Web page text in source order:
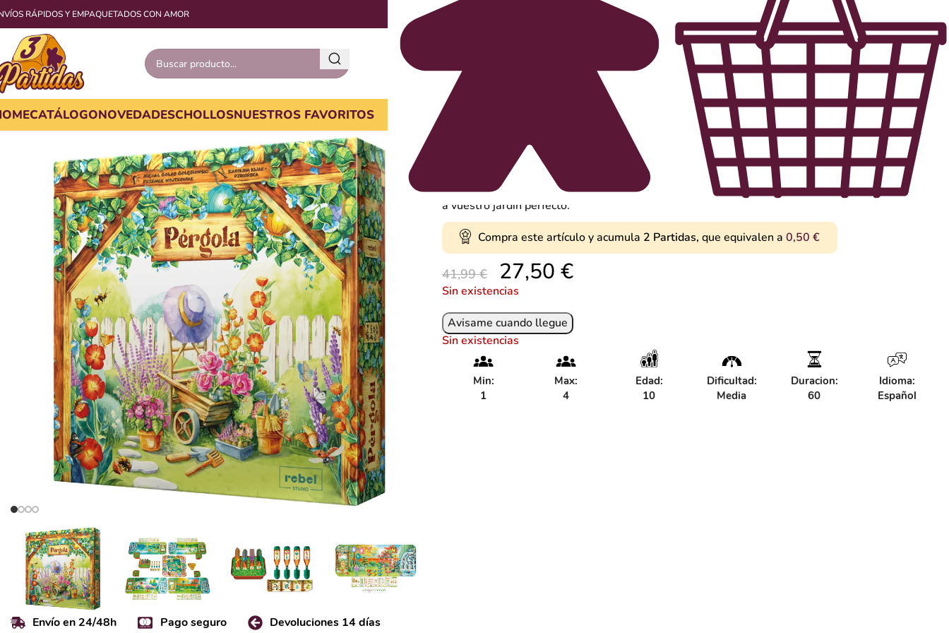
RÁPIDOS Y EMPAQUETADOS CON AMOR
CATÁLOGONOVEDADESCHOLLOSNUESTROS FAVORITOS
Envío en 24/48h Pago seguro Devoluciones 14 días
En Pérgola os pondréis en la piel de jardineros con la misión de cultivar diversas plantas con las
que atraer a todo tipo de insectos a vuestros jardines. Cada una de vuestras decisiones influirá
en el aspecto de vuestro florido rinconcito, así que vosotros decidís qué plantar y cómo dar forma
a vuestro jardín perfecto.
Compra este artículo y acumula 2 Partidas,que equivalen a0,50€
41,99€ 27,50€
Sin existencias
Sin existencias
Min:
1
Max:
4
Edad:
10
Dificultad:
Media
Duracion:
60
Idioma:
Español